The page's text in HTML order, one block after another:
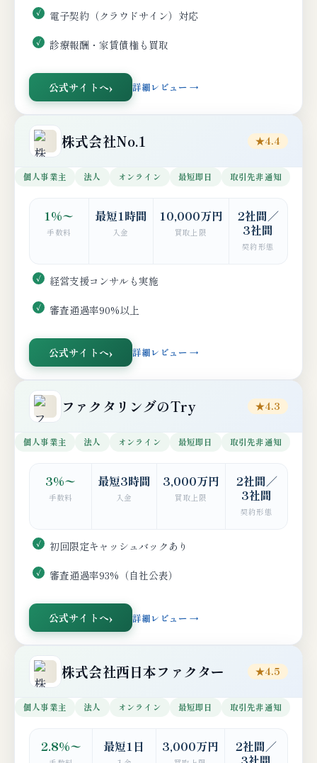
電子契約（クラウドサイン）対応
診療報酬・家賃債権も買取
公式サイトへ 詳細レビュー →
株式会社No.1 ★4.4
個人事業主 法人 オンライン 最短即日 取引先非通知
1%〜
手数料
最短1時間
入金
10,000万円
買取上限
2社間／
3社間
契約形態
経営支援コンサルも実施
審査通過率90%以上
公式サイトへ 詳細レビュー →
ファクタリングのTry ★4.3
個人事業主 法人 オンライン 最短即日 取引先非通知
3%〜
手数料
最短3時間
入金
3,000万円
買取上限
2社間／
3社間
契約形態
初回限定キャッシュバックあり
審査通過率93%（自社公表）
公式サイトへ 詳細レビュー →
株式会社西日本ファクター ★4.5
個人事業主 法人 オンライン 最短即日 取引先非通知
2.8%〜 最短1日 3,000万円
2社間／